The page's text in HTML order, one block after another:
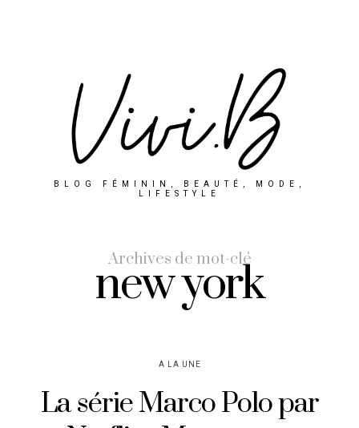
BLOG FÉMININ, BEAUTÉ, MODE,
LIFESTYLE
Archives de mot-clé
new york
A LA UNE
La série Marco Polo par